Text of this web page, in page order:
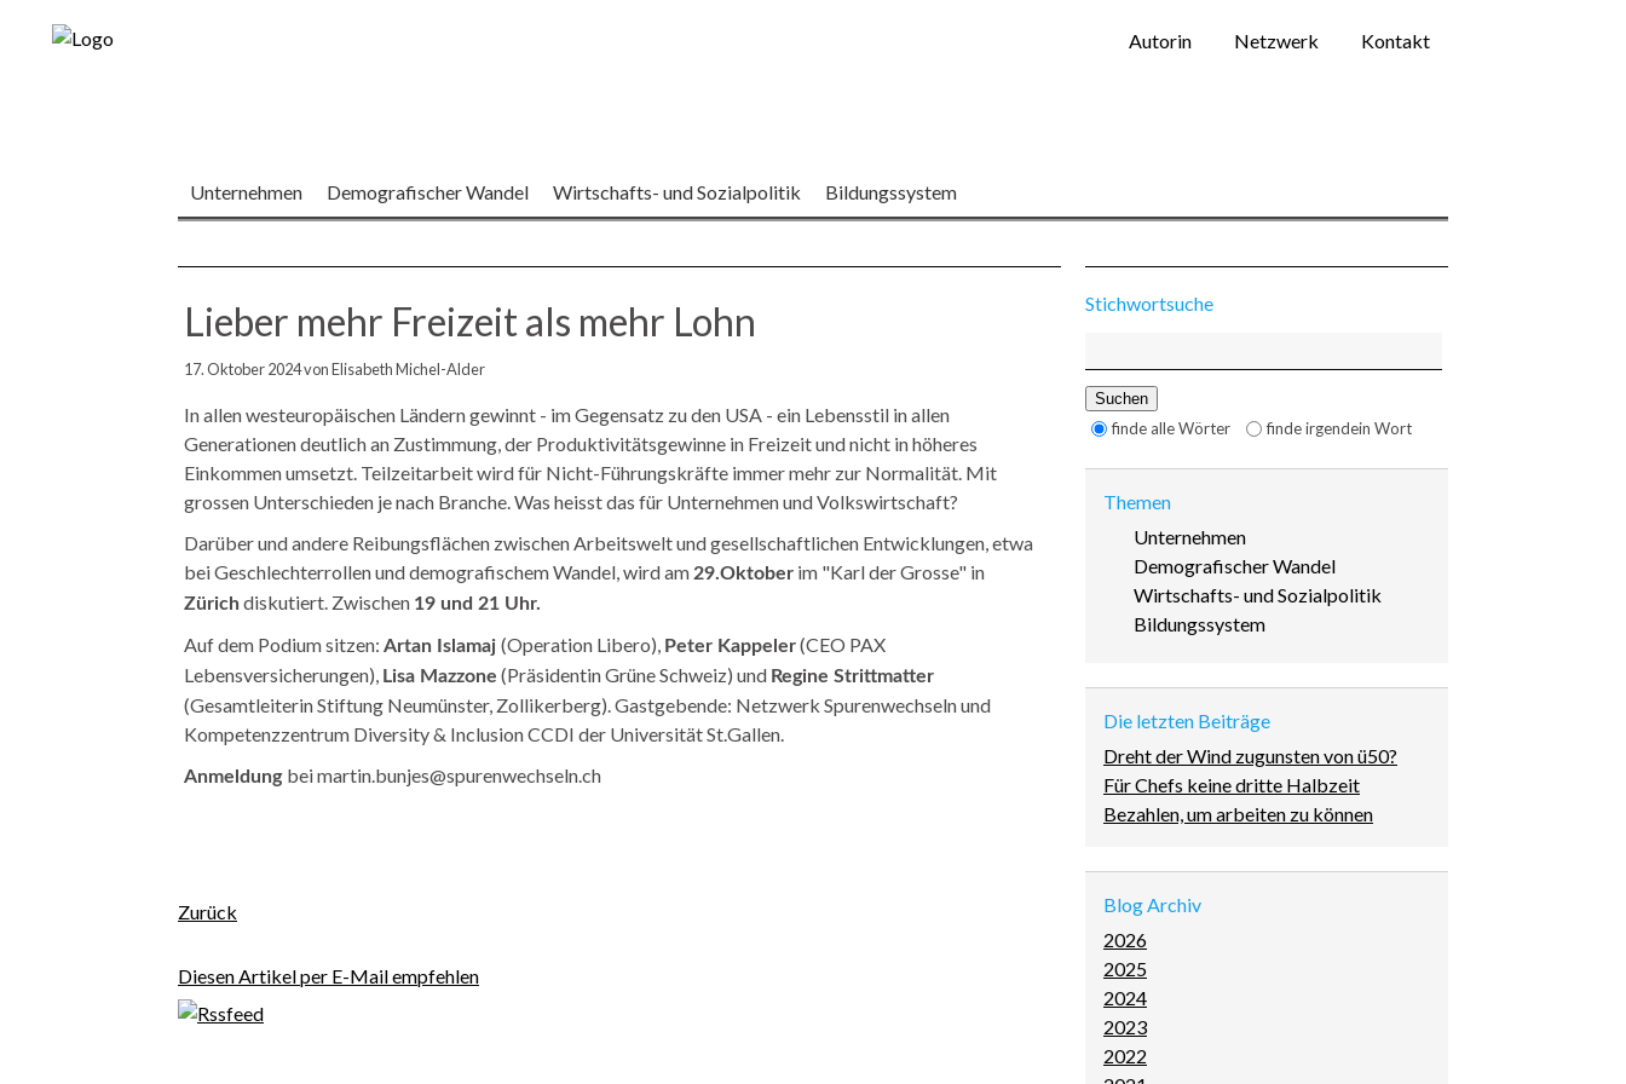
Navigation
Autorin Netzwerk Kontakt
Navigation
überspringen
Unternehmen Demografischer Wandel Wirtschafts- und Sozialpolitik Bildungssystem
Lieber mehr Freizeit als mehr Lohn
17. Oktober 2024von Elisabeth Michel-Alder
In allen westeuropäischen Ländern gewinnt - im Gegensatz zu den USA - ein Lebensstil in allen
Generationen deutlich an Zustimmung, der Produktivitätsgewinne in Freizeit und nicht in höheres
Einkommen umsetzt. Teilzeitarbeit wird für Nicht-Führungskräfte immer mehr zur Normalität. Mit
grossen Unterschieden je nach Branche. Was heisst das für Unternehmen und Volkswirtschaft?
Darüber und andere Reibungsflächen zwischen Arbeitswelt und gesellschaftlichen Entwicklungen, etwa
bei Geschlechterrollen und demografischem Wandel, wird am 29.Oktober im "Karl der Grosse" in
Zürich diskutiert. Zwischen 19 und 21 Uhr.
Auf dem Podium sitzen: Artan Islamaj (Operation Libero), Peter Kappeler(CEO PAX
Lebensversicherungen), Lisa Mazzone (Präsidentin Grüne Schweiz) und Regine Strittmatter
(Gesamtleiterin Stiftung Neumünster, Zollikerberg). Gastgebende: Netzwerk Spurenwechseln und
Kompetenzzentrum Diversity & Inclusion CCDI der Universität St.Gallen.
Anmeldung bei martin.bunjes@spurenwechseln.ch
Zurück
Diesen Artikel per E-Mail empfehlen
Stichwortsuche
Suchen
Optionen
finde alle Wörter finde irgendein Wort
Themen
Navigation
überspringen
Unternehmen
Demografischer Wandel
Wirtschafts- und Sozialpolitik
Bildungssystem
Die letzten Beiträge
Dreht der Wind zugunsten von ü50?
Für Chefs keine dritte Halbzeit
Bezahlen, um arbeiten zu können
Blog Archiv
2026
2025
2024
2023
2022